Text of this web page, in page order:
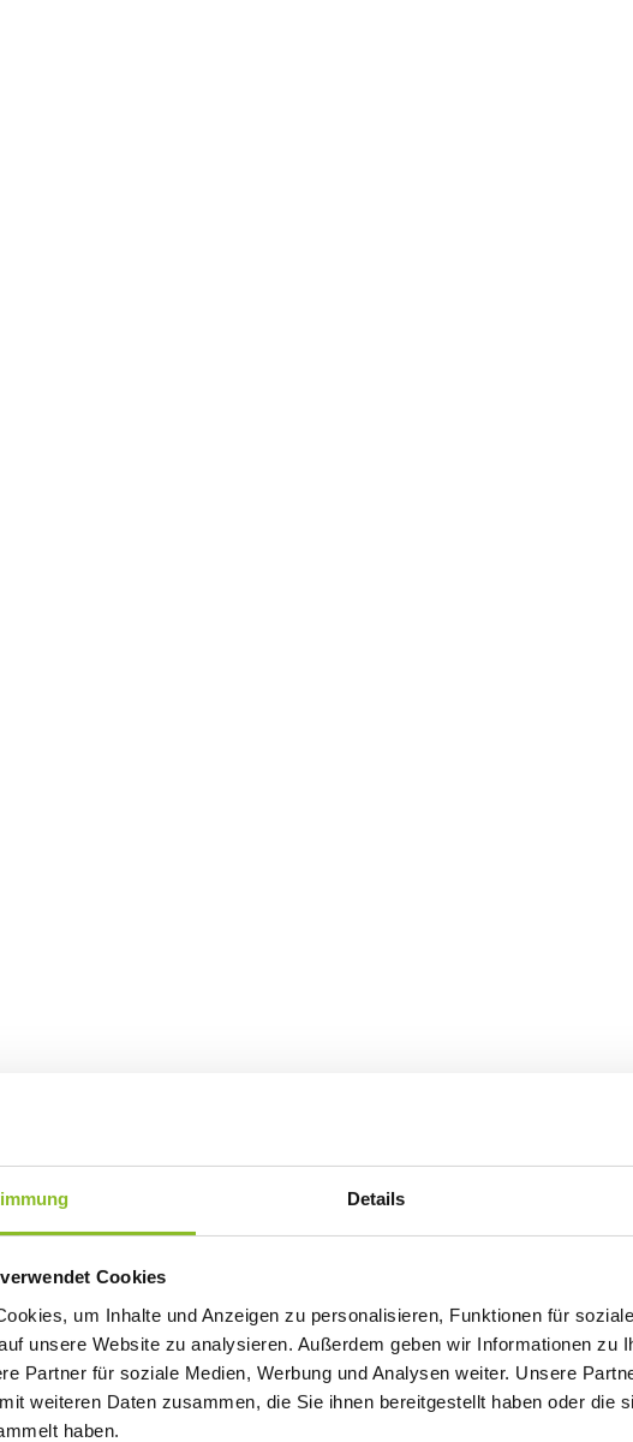
Details
Cookies
um Inhalte und Anzeigen zu personalisieren, Funktionen für
unsere Website zu analysieren. Außerdem geben wir Informationen zu
Partner für soziale Medien, Werbung und Analysen weiter. Unsere
weiteren Daten zusammen, die Sie ihnen bereitgestellt haben oder die
haben.